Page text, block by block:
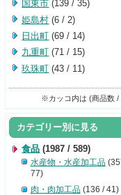
国東市 (139 / 35)
姫島村 (6 / 2)
日出町 (69 / 14)
九重町 (71 / 15)
玖珠町 (43 / 11)
※カッコ内は (商品数 /
カテゴリー別に見る
食品 (1987 / 589)
水産物・水産加工品
77)
肉・肉加工品(136 / 41)